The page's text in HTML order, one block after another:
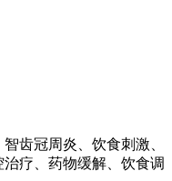
齿冠周炎、饮食刺激、
疗、药物缓解、饮食调